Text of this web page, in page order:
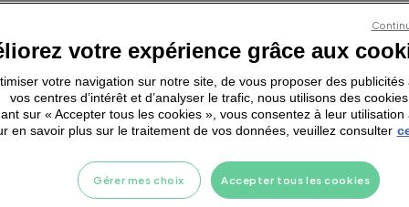
: LES
QUI
T'AMÉLIORER
Envie de progresser en running ? Découvre les cours vidéo
à ton niveau pour améliorer ta technique,
votre expérience grâce aux
votre navigation sur notre site, de vous proposer des publicités
vos centres d’intérêt et d’analyser le trafic, nous utilisons des cookies.
sur « Accepter tous les cookies », vous consentez à leur utilisation
en savoir plus sur le traitement de vos données, veuillez consulter
Accepter tous les cookies
Gérer mes choix